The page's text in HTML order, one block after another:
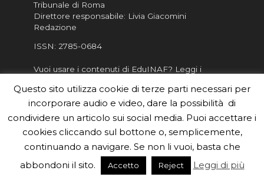
Tribunale di Roma
Direttore responsabile: Livia Giacomini
Redazione
ISSN: 2785-0684
Vuoi usare i contenuti di EduINAF? Leggi i
Informativa sulla Privacy
Informatva sui Cookie
Per la rubrica de l'Astronomo risponde, per
inviarci le tue foto o i tuoi contributi, scrivici a
redazione.edu [chiocciola] inaf.it oppure
il form
Questo sito utilizza cookie di terze parti necessari per
incorporare audio e video, dare la possibilità di
condividere un articolo sui social media. Puoi accettare i
cookies cliccando sul bottone o, semplicemente,
continuando a navigare. Se non li vuoi, basta che
abbondoni il sito.
Accetto Reject Leggi di più